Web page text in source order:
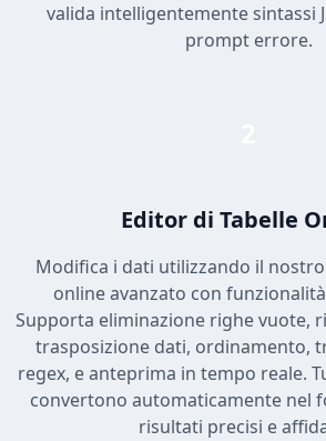
valida intelligentemente sintassi
prompt errore.
Editor di Tabelle
Modifica i dati utilizzando il
online avanzato con
Supporta eliminazione righe vuote,
trasposizione dati, ordinamento,
regex, e anteprima in tempo reale.
convertono automaticamente nel
risultati precisi e